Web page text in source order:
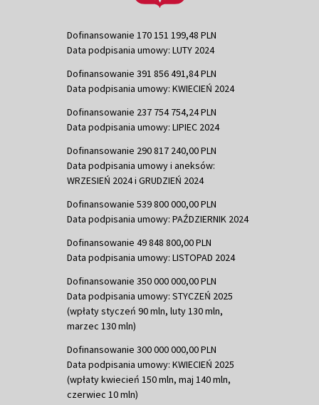
Dofinansowanie 170 151 199,48 PLN
Data podpisania umowy: LUTY 2024
Dofinansowanie 391 856 491,84 PLN
Data podpisania umowy: KWIECIEŃ 2024
Dofinansowanie 237 754 754,24 PLN
Data podpisania umowy: LIPIEC 2024
Dofinansowanie 290 817 240,00 PLN
Data podpisania umowy i aneksów:
WRZESIEŃ 2024 i GRUDZIEŃ 2024
Dofinansowanie 539 800 000,00 PLN
Data podpisania umowy: PAŹDZIERNIK 2024
Dofinansowanie 49 848 800,00 PLN
Data podpisania umowy: LISTOPAD 2024
Dofinansowanie 350 000 000,00 PLN
Data podpisania umowy: STYCZEŃ 2025
(wpłaty styczeń 90 mln, luty 130 mln,
marzec 130 mln)
Dofinansowanie 300 000 000,00 PLN
Data podpisania umowy: KWIECIEŃ 2025
(wpłaty kwiecień 150 mln, maj 140 mln,
czerwiec 10 mln)